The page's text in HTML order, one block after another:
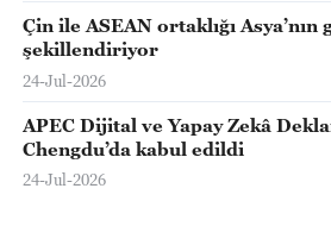
Çin ile ASEAN ortaklığı Asya’nın
şekillendiriyor
24-Jul-2026
APEC Dijital ve Yapay Zekâ
Chengdu’da kabul edildi
24-Jul-2026